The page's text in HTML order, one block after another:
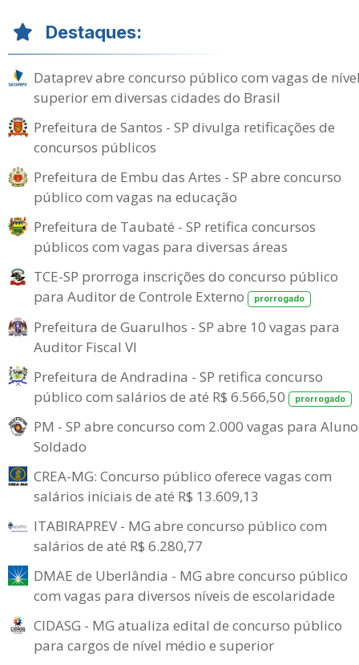
Destaques:
Dataprev abre concurso público com vagas de
superior em diversas cidades do Brasil
Prefeitura de Santos - SP divulga retificações de
concursos públicos
Prefeitura de Embu das Artes - SP abre concurso
público com vagas na educação
Prefeitura de Taubaté - SP retifica concursos
públicos com vagas para diversas áreas
TCE-SP prorroga inscrições do concurso público
para Auditor de Controle Externo
prorrogado
Prefeitura de Guarulhos - SP abre 10 vagas para
Auditor Fiscal VI
Prefeitura de Andradina - SP retifica concurso
público com salários de até R$ 6.566,50
prorrogado
PM - SP abre concurso com 2.000 vagas para
Soldado
CREA-MG: Concurso público oferece vagas com
salários iniciais de até R$ 13.609,13
ITABIRAPREV - MG abre concurso público com
salários de até R$ 6.280,77
DMAE de Uberlândia - MG abre concurso público
com vagas para diversos níveis de escolaridade
CIDASG - MG atualiza edital de concurso público
para cargos de nível médio e superior